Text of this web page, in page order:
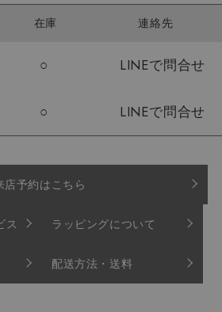
在庫 連絡先
○ LINEで問合せ
○ LINEで問合せ
店予約はこちら
ス ラッピングについて
配送方法・送料